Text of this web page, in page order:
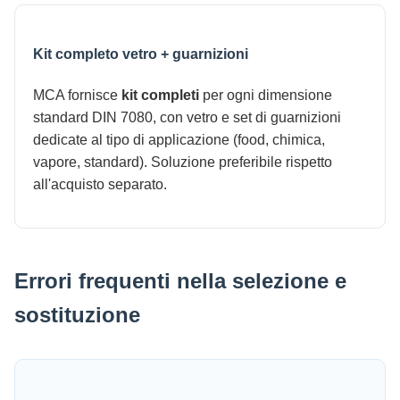
Kit completo vetro + guarnizioni
MCA fornisce kit completi per ogni dimensione
standard DIN 7080, con vetro e set di guarnizioni
dedicate al tipo di applicazione (food, chimica,
vapore, standard). Soluzione preferibile rispetto
all'acquisto separato.
Errori frequenti nella selezione e
sostituzione